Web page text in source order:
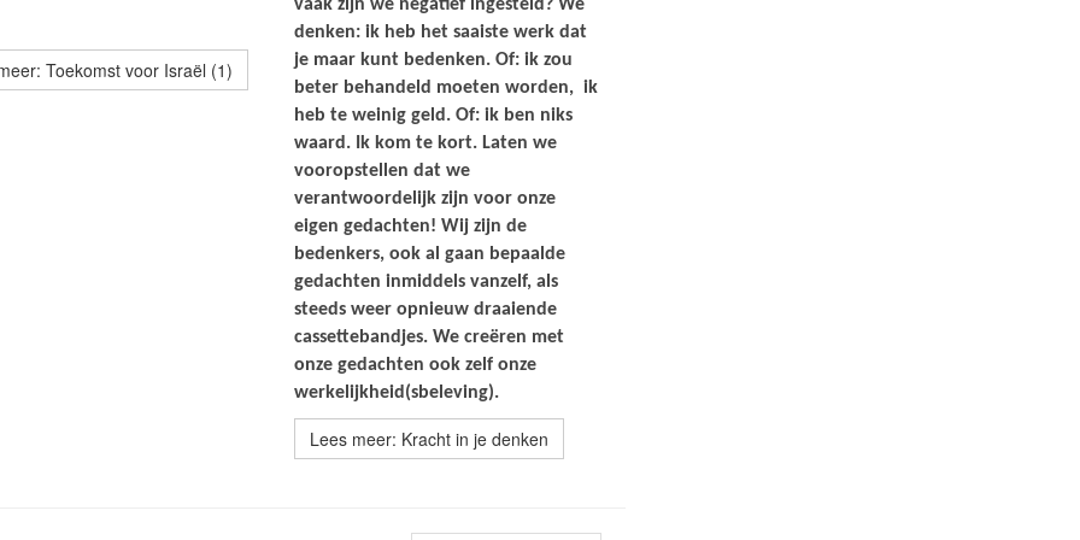
Toekomst voor Israël (1)
vaak zijn we negatief ingesteld? We
denken: ik heb het saaiste werk dat
je maar kunt bedenken. Of: ik zou
beter behandeld moeten worden, ik
heb te weinig geld. Of: ik ben niks
waard. Ik kom te kort. Laten we
vooropstellen dat we
verantwoordelijk zijn voor onze
eigen gedachten! Wij zijn de
bedenkers, ook al gaan bepaalde
gedachten inmiddels vanzelf, als
steeds weer opnieuw draaiende
cassettebandjes. We creëren met
onze gedachten ook zelf onze
werkelijkheid(sbeleving).
Lees meer: Kracht in je denken